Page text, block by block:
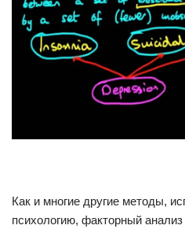
Как и многие другие методы,
психологию, факторный